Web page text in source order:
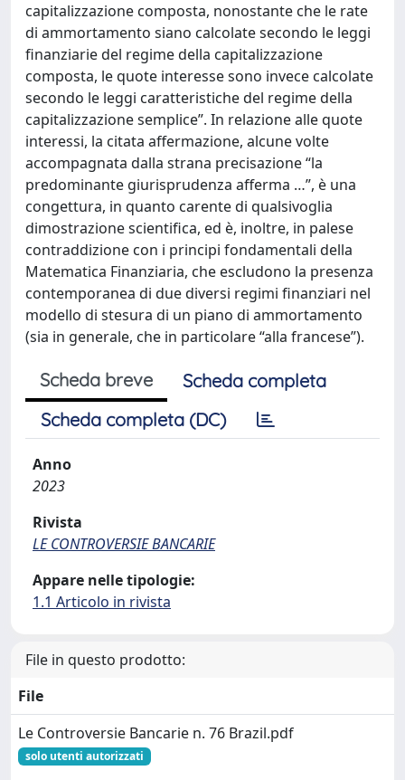
capitalizzazione composta, nonostante che le rate
di ammortamento siano calcolate secondo le leggi
finanziarie del regime della capitalizzazione
composta, le quote interesse sono invece calcolate
secondo le leggi caratteristiche del regime della
capitalizzazione semplice”. In relazione alle quote
interessi, la citata affermazione, alcune volte
accompagnata dalla strana precisazione “la
predominante giurisprudenza afferma …”, è una
congettura, in quanto carente di qualsivoglia
dimostrazione scientifica, ed è, inoltre, in palese
contraddizione con i principi fondamentali della
Matematica Finanziaria, che escludono la presenza
contemporanea di due diversi regimi finanziari nel
modello di stesura di un piano di ammortamento
(sia in generale, che in particolare “alla francese”).
Scheda breve
Scheda completa
Scheda completa (DC)
Anno
2023
Rivista
LE CONTROVERSIE BANCARIE
Appare nelle tipologie:
1.1 Articolo in rivista
File in questo prodotto:
File
Le Controversie Bancarie n. 76 Brazil.pdf
solo utenti autorizzati